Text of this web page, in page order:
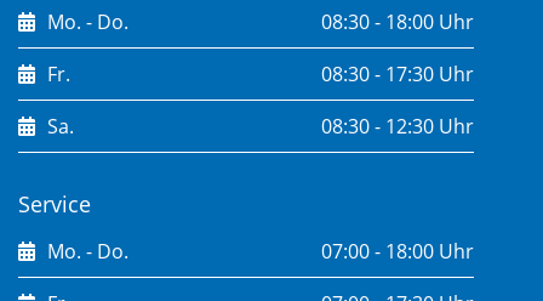
Mo. - Do.
08:30 - 18:00 Uhr
Fr.
08:30 - 17:30 Uhr
Sa.
08:30 - 12:30 Uhr
Service
Mo. - Do.
07:00 - 18:00 Uhr